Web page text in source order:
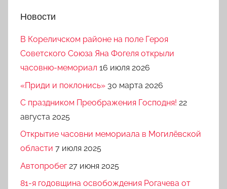
Новости
В Кореличском районе на поле Героя
Советского Союза Яна Фогеля открыли
часовню-мемориал 16 июля 2026
«Приди и поклонись» 30 марта 2026
C праздником Преображения Господня! 22
августа 2025
Открытие часовни мемориала в Могилёвской
области 7 июля 2025
Автопробег 27 июня 2025
81-я годовщина освобождения Рогачева от